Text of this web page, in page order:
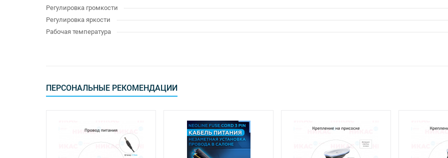
Регулировка громкости
Регулировка яркости
Рабочая температура
ПЕРСОНАЛЬНЫЕ РЕКОМЕНДАЦИИ